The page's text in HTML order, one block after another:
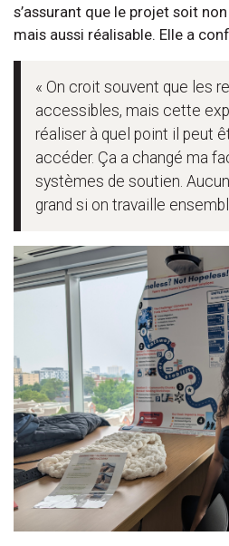
s’assurant que le projet soit
mais aussi réalisable. Elle a
« On croit souvent que les
accessibles, mais cette
réaliser à quel point il peut
accéder. Ça a changé ma
systèmes de soutien.
grand si on travaille